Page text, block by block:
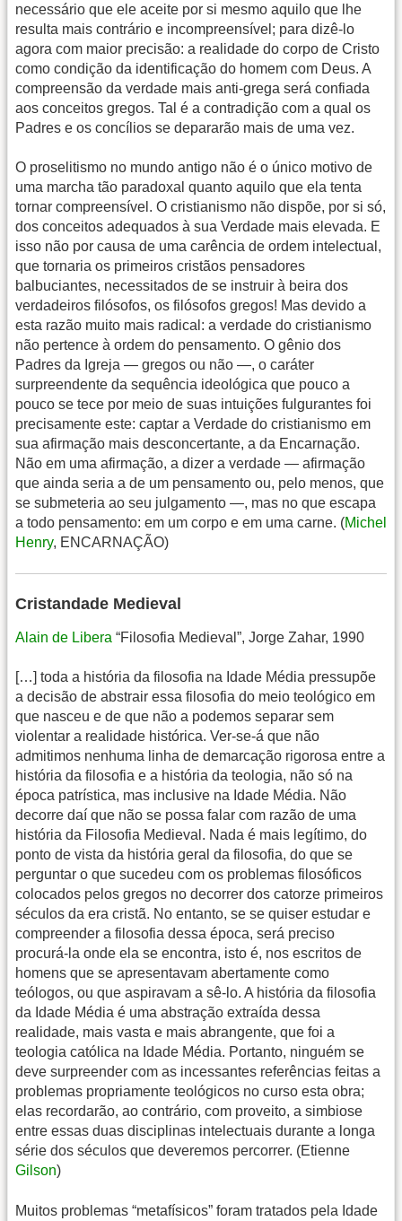
necessário que ele aceite por si mesmo aquilo que lhe
resulta mais contrário e incompreensível; para dizê-lo
agora com maior precisão: a realidade do corpo de Cristo
como condição da identificação do homem com Deus. A
compreensão da verdade mais anti-grega será confiada
aos conceitos gregos. Tal é a contradição com a qual os
Padres e os concílios se depararão mais de uma vez.
O proselitismo no mundo antigo não é o único motivo de
uma marcha tão paradoxal quanto aquilo que ela tenta
tornar compreensível. O cristianismo não dispõe, por si só,
dos conceitos adequados à sua Verdade mais elevada. E
isso não por causa de uma carência de ordem intelectual,
que tornaria os primeiros cristãos pensadores
balbuciantes, necessitados de se instruir à beira dos
verdadeiros filósofos, os filósofos gregos! Mas devido a
esta razão muito mais radical: a verdade do cristianismo
não pertence à ordem do pensamento. O gênio dos
Padres da Igreja — gregos ou não —, o caráter
surpreendente da sequência ideológica que pouco a
pouco se tece por meio de suas intuições fulgurantes foi
precisamente este: captar a Verdade do cristianismo em
sua afirmação mais desconcertante, a da Encarnação.
Não em uma afirmação, a dizer a verdade — afirmação
que ainda seria a de um pensamento ou, pelo menos, que
se submeteria ao seu julgamento —, mas no que escapa
a todo pensamento: em um corpo e em uma carne. (Michel
Henry, ENCARNAÇÃO)
Cristandade Medieval
Alain de Libera “Filosofia Medieval”, Jorge Zahar, 1990
[…] toda a história da filosofia na Idade Média pressupõe
a decisão de abstrair essa filosofia do meio teológico em
que nasceu e de que não a podemos separar sem
violentar a realidade histórica. Ver-se-á que não
admitimos nenhuma linha de demarcação rigorosa entre a
história da filosofia e a história da teologia, não só na
época patrística, mas inclusive na Idade Média. Não
decorre daí que não se possa falar com razão de uma
história da Filosofia Medieval. Nada é mais legítimo, do
ponto de vista da história geral da filosofia, do que se
perguntar o que sucedeu com os problemas filosóficos
colocados pelos gregos no decorrer dos catorze primeiros
séculos da era cristã. No entanto, se se quiser estudar e
compreender a filosofia dessa época, será preciso
procurá-la onde ela se encontra, isto é, nos escritos de
homens que se apresentavam abertamente como
teólogos, ou que aspiravam a sê-lo. A história da filosofia
da Idade Média é uma abstração extraída dessa
realidade, mais vasta e mais abrangente, que foi a
teologia católica na Idade Média. Portanto, ninguém se
deve surpreender com as incessantes referências feitas a
problemas propriamente teológicos no curso esta obra;
elas recordarão, ao contrário, com proveito, a simbiose
entre essas duas disciplinas intelectuais durante a longa
série dos séculos que deveremos percorrer. (Etienne
Gilson)
Muitos problemas “metafísicos” foram tratados pela Idade